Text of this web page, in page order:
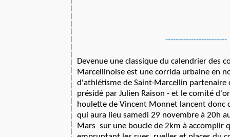
------------------------
Devenue une classique du calendrier des
Marcellinoise est une corrida urbaine en
d'athlétisme de Saint-Marcellin partenaire
présidé par Julien Raison - et le comité
houlette de Vincent Monnet lancent donc
qui aura lieu samedi 29 novembre à 20h
Mars sur une boucle de 2km à accomplir